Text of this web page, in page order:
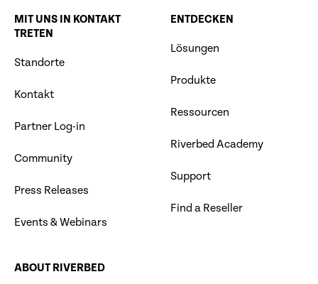
MIT UNS IN KONTAKT
TRETEN
Standorte
Kontakt
Partner Log-in
Community
Press Releases
Events & Webinars
ENTDECKEN
Lösungen
Produkte
Ressourcen
Riverbed Academy
Support
Find a Reseller
ABOUT RIVERBED